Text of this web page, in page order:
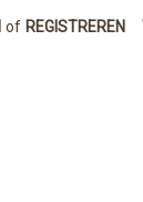
of REGISTREREN